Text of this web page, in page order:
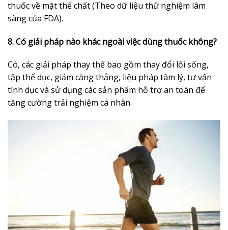
thuốc về mặt thể chất (Theo dữ liệu thử nghiệm lâm
sàng của FDA).
8. Có giải pháp nào khác ngoài việc dùng thuốc không?
Có, các giải pháp thay thế bao gồm thay đổi lối sống,
tập thể dục, giảm căng thẳng, liệu pháp tâm lý, tư vấn
tình dục và sử dụng các sản phẩm hỗ trợ an toàn để
tăng cường trải nghiệm cá nhân.